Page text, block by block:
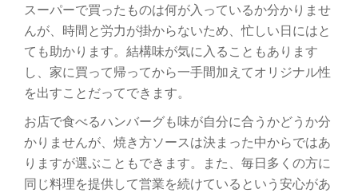
スーパーで買ったものは何が入っているか分かりませ
んが、時間と労力が掛からないため、忙しい日にはと
ても助かります。結構味が気に入ることもあります
し、家に買って帰ってから一手間加えてオリジナル性
を出すことだってできます。
お店で食べるハンバーグも味が自分に合うかどうか分
かりませんが、焼き方ソースは決まった中からではあ
りますが選ぶこともできます。また、毎日多くの方に
同じ料理を提供して営業を続けているという安心があ